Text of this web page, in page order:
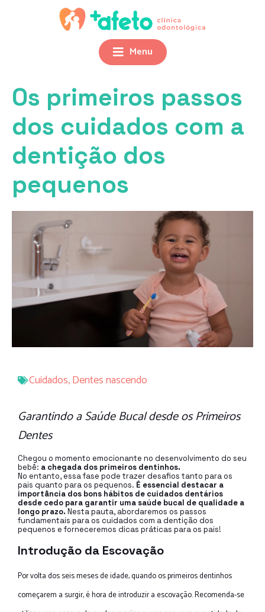
Menu
Os primeiros passos
dos cuidados com a
dentição dos
pequenos
Cuidados,Dentes nascendo
Garantindo a Saúde Bucal desde os Primeiros
Dentes
Chegou o momento emocionante no desenvolvimento do seu
bebê: a chegada dos primeiros dentinhos.
No entanto, essa fase pode trazer desafios tanto para os
pais quanto para os pequenos. É essencial destacar a
importância dos bons hábitos de cuidados dentários
desde cedo para garantir uma saúde bucal de qualidade a
longo prazo.Nesta pauta, abordaremos os passos
fundamentais para os cuidados com a dentição dos
pequenos e forneceremos dicas práticas para os pais!
Introdução da Escovação
Por volta dos seis meses de idade, quando os primeiros dentinhos
começarem a surgir, é hora de introduzir a escovação. Recomenda-se